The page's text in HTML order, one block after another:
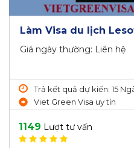
Làm Visa du lịch
Giá ngày thường: Liên
Trả kết quả dự kiến: 15
Viet Green Visa uy tín
1149 Lượt tư vấn